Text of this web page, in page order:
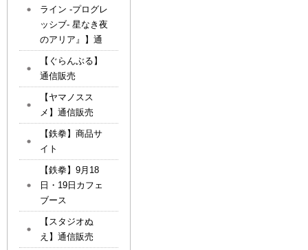
ライン -プログレ
ッシブ- 星なき夜
のアリア』】通
【ぐらんぶる】
通信販売
【ヤマノスス
メ】通信販売
【鉄拳】商品サ
イト
【鉄拳】9月18
日・19日カフェ
ブース
【スタジオぬ
え】通信販売